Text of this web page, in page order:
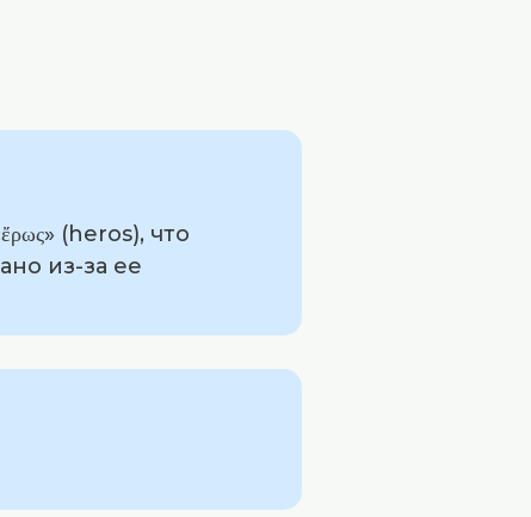
(heros), что
из-за ее